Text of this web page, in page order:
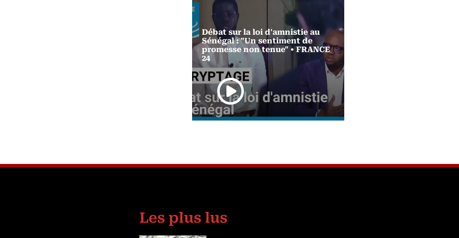
Débat sur la loi d'amnistie au
Sénégal : "Un sentiment de
promesse non tenue" • FRANCE
24
Les plus lus